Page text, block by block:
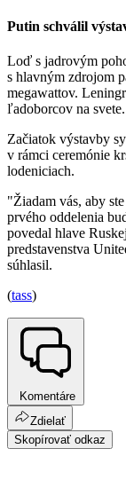
Putin schválil
Loď s jadrovým
s hlavným zdrojom
megawattov.
ľadoborcov na svete.
Začiatok výstavby
v rámci ceremónie
lodeniciach.
"Žiadam vás, aby
prvého oddelenia
povedal hlave
predstavenstva
súhlasil.
(tass)
Komentáre
Zdielať
Skopírovať odkaz